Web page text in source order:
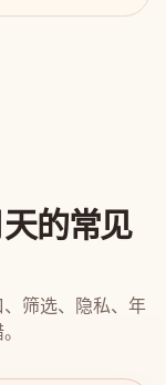
的常见
筛选、隐私、年